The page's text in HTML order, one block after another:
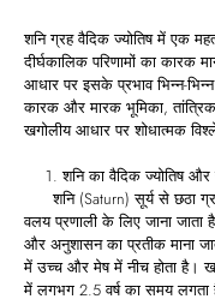
शनि ग्रह वैदिक ज्योतिष में एक
दीर्घकालिक परिणामों का कारक
आधार पर इसके प्रभाव भिन्न-
कारक और मारक भूमिका,
खगोलीय आधार पर शोधात्मक
शनि का वैदिक ज्योतिष
शनि (Saturn) सूर्य से छठा
वलय प्रणाली के लिए जाना जाता
और अनुशासन का प्रतीक माना
में उच्च और मेष में नीच होता है।
में लगभग 2.5 वर्ष का समय लगता